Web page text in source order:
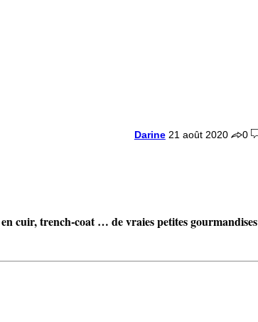
Darine 21 août 2020 0
cuir, trench-coat … de vraies petites gourmandises